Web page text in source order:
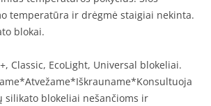
temperatūra ir drėgmė staigiai nekinta.
blokai.
Classic, EcoLight, Universal blokeliai.
silikato blokeliai nešančioms ir